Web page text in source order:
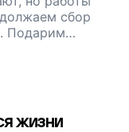
сбор
Подарим
жизни